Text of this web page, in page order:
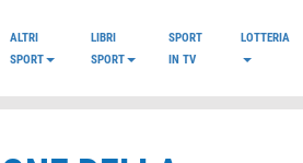
ALTRI
SPORT
LIBRI
SPORT
SPORT
IN TV
LOTTERIA